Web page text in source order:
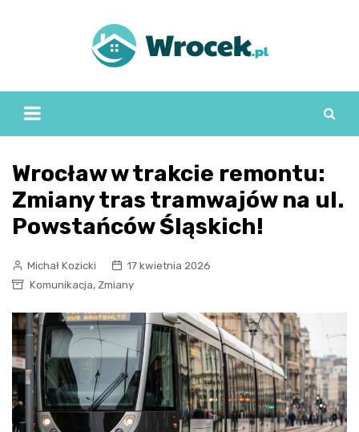
Wrocław w trakcie remontu:
Zmiany tras tramwajów na ul.
Powstańców Śląskich!
Michał Kozicki
17 kwietnia 2026
Komunikacja, Zmiany